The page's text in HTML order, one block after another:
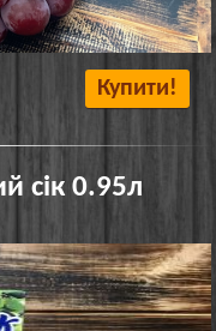
Купити!
сік 0.95л